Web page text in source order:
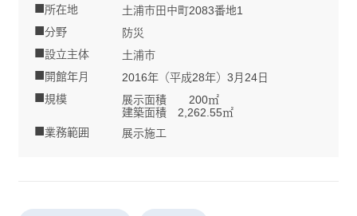
所在地
土浦市田中町2083番地1
分野
防災
設立主体
土浦市
開館年月
2016年（平成28年）3月24日
規模
展示面積 200㎡
建築面積 2,262.55㎡
業務範囲
展示施工